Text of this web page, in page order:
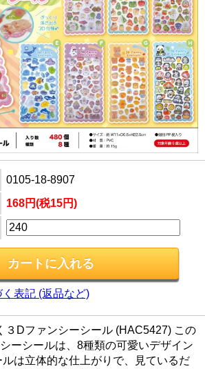
0105-18-8907
168円(税15円)
表記 (返品など)
３Dファンシーシール (HAC5427) この
ーシールは、8種類の可愛いデザイン
は立体的な仕上がりで、見ているだ